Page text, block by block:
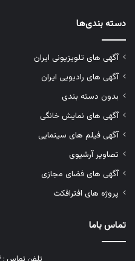
دسته بندی‌ها
آگهی های تلویزیونی ایران
آگهی های رادیویی ایران
بدون دسته بندی
آگهی های نمایش خانگی
آگهی فیلم های سینمایی
تصاویر آرشیوی
آگهی های فضای مجازی
پروژه های افترافکت
تماس باما